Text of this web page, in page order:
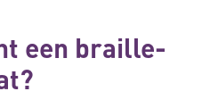
een braille-